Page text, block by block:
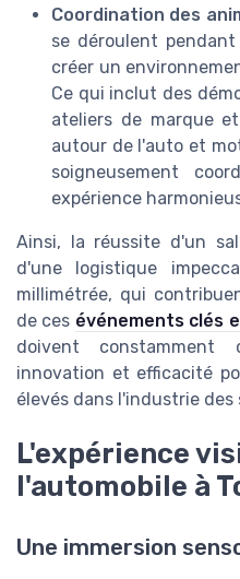
Coordination des
se déroulent
créer un
Ce qui inclut des
ateliers de marque
autour de l'auto et
soigneusement
expérience
Ainsi, la réussite d'un
d'une logistique
millimétrée, qui
de ces événements clés
doivent constamment
innovation et efficacité
élevés dans l'industrie
L'expérience
l'automobile à
Une immersion